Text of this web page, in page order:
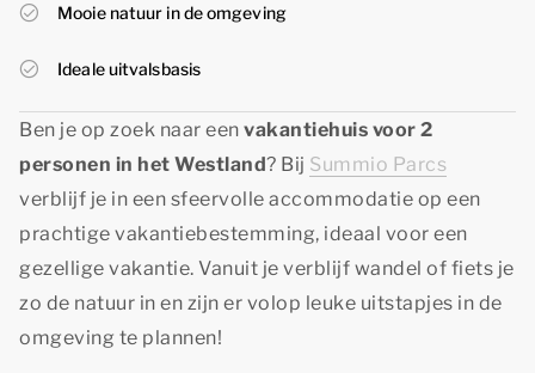
Mooie natuur in de omgeving
Ideale uitvalsbasis
Ben je op zoek naar een vakantiehuis voor 2
personen in het Westland? Bij Summio Parcs
verblijf je in een sfeervolle accommodatie op een
prachtige vakantiebestemming, ideaal voor een
gezellige vakantie. Vanuit je verblijf wandel of fiets je
zo de natuur in en zijn er volop leuke uitstapjes in de
omgeving te plannen!